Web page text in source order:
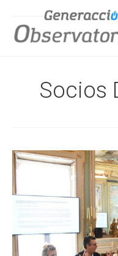
contenido
Socios